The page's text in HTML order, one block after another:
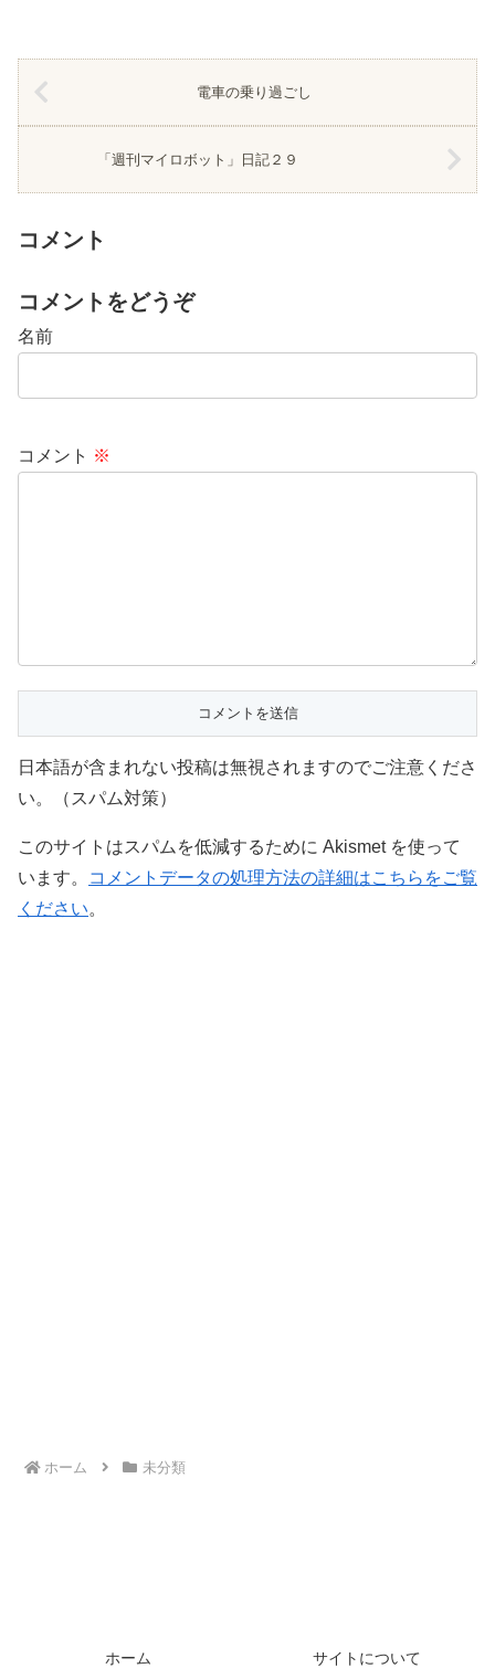
電車の乗り過ごし
「週刊マイロボット」日記２９
コメント
コメントをどうぞ
名前
コメント ※
日本語が含まれない投稿は無視されますのでご注意くださ
い。（スパム対策）
このサイトはスパムを低減するために Akismet を使って
います。
コメントデータの処理方法の詳細はこちらをご覧
ください。
ホーム 未分類
ホーム サイトについて